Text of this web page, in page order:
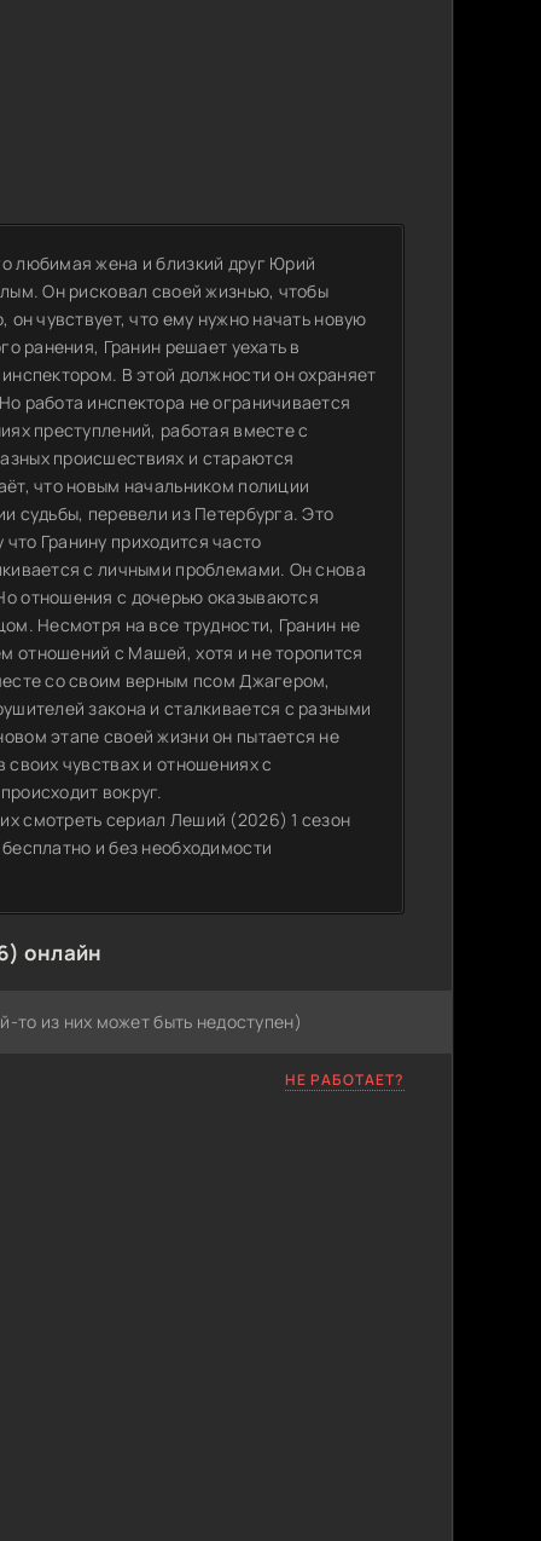
любимая жена и близкий друг Юрий
Он рисковал своей жизнью, чтобы
чувствует, что ему нужно начать новую
ранения, Гранин решает уехать в
В этой должности он охраняет
работа инспектора не ограничивается
преступлений, работая вместе с
происшествиях и стараются
что новым начальником полиции
судьбы, перевели из Петербурга. Это
Гранину приходится часто
с личными проблемами. Он снова
отношения с дочерью оказываются
Несмотря на все трудности, Гранин не
отношений с Машей, хотя и не торопится
со своим верным псом Джагером,
закона и сталкивается с разными
этапе своей жизни он пытается не
чувствах и отношениях с
вокруг.
смотреть сериал Леший (2026) 1 сезон
и без необходимости
онлайн
то из них может быть недоступен)
НЕ РАБОТАЕТ?